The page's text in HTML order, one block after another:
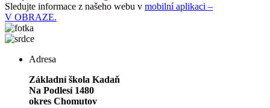
Sledujte informace z našeho webu v mobilní aplikaci –
V OBRAZE.
Adresa
Základní škola Kadaň
Na Podlesí 1480
okres Chomutov